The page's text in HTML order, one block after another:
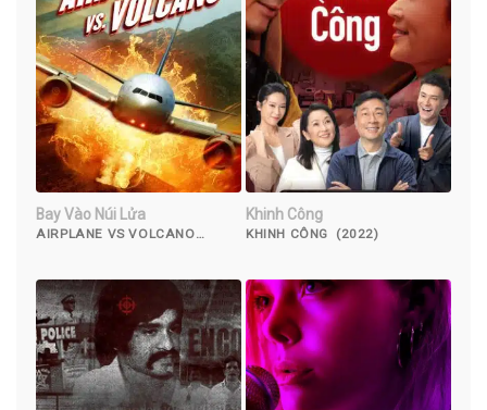
Bay Vào Núi Lửa
AIRPLANE VS VOLCANO
Khinh Công
KHINH CÔNG (2022)